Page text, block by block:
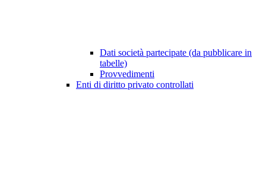
Dati società partecipate (da pubblicare in
tabelle)
Provvedimenti
Enti di diritto privato controllati